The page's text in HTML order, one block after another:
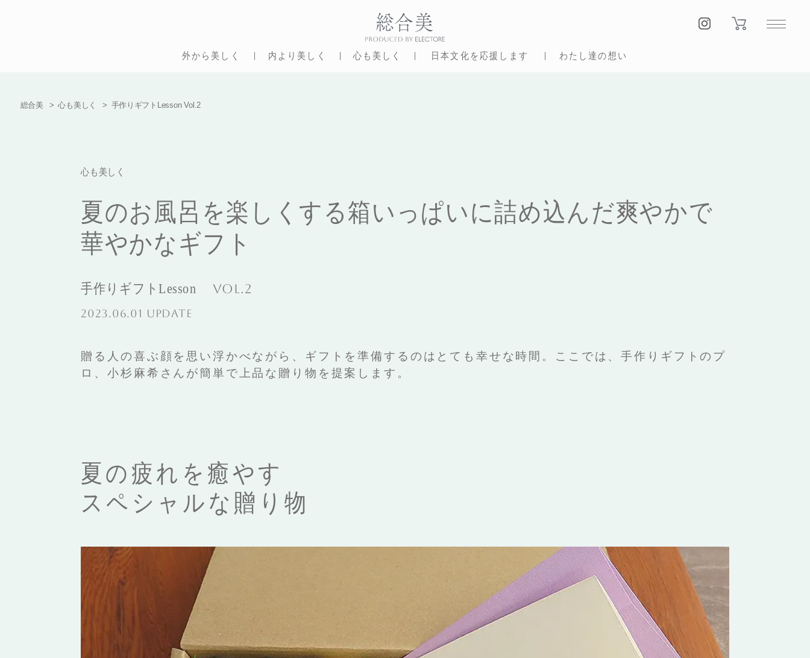
外から美しく 内より美しく 心も美しく 日本文化を応援します わたし達の想い
総合美 心も美しく 手作りギフトLesson Vol.2
心も美しく
夏のお風呂を楽しくする箱いっぱいに詰め込んだ爽やかで
華やかなギフト
手作りギフトLesson Vol.2
2023.06.01 UPDATE
贈る人の喜ぶ顔を思い浮かべながら、ギフトを準備するのはとても幸せな時間。ここでは、手作りギフトのプ
ロ、小杉麻希さんが簡単で上品な贈り物を提案します。
夏の疲れを癒やす
スペシャルな贈り物